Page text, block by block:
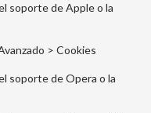
soporte de Apple o la
> Cookies
soporte de Opera o la